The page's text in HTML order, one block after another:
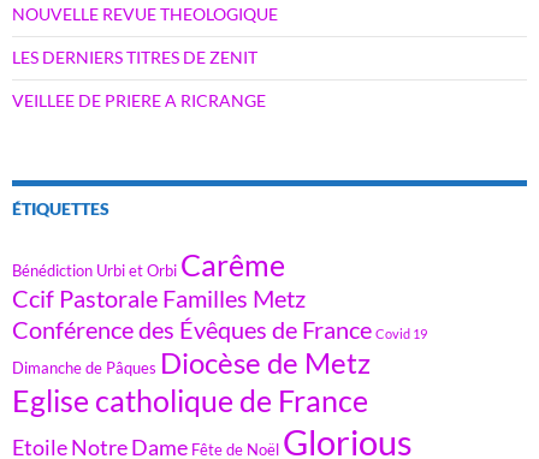
NOUVELLE REVUE THEOLOGIQUE
LES DERNIERS TITRES DE ZENIT
VEILLEE DE PRIERE A RICRANGE
ÉTIQUETTES
Bénédiction Urbi et Orbi Carême
Ccif Pastorale Familles Metz
Conférence des Évêques de France Covid 19
Dimanche de Pâques Diocèse de Metz
Eglise catholique de France
Etoile Notre Dame Fête de Noël Glorious